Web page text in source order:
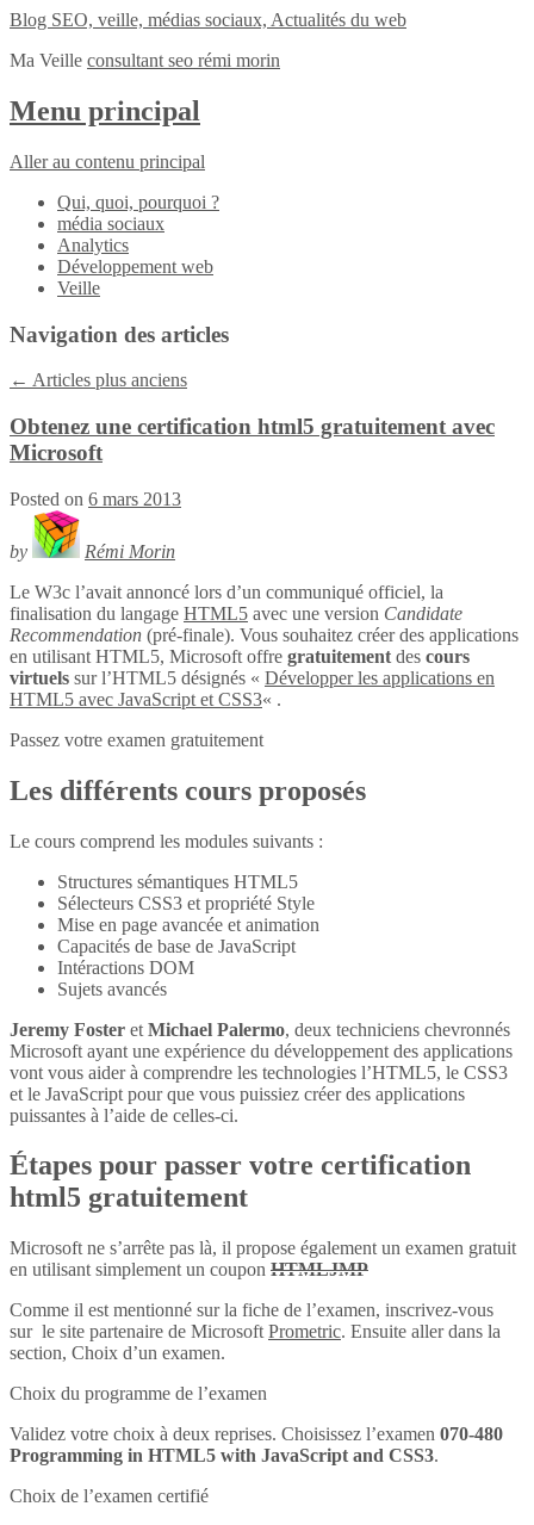
Blog SEO, veille, médias sociaux, Actualités du web
Ma Veille consultant seo rémi morin
Menu principal
Aller au contenu principal
Qui, quoi, pourquoi ?
média sociaux
Analytics
Développement web
Veille
Navigation des articles
← Articles plus anciens
Obtenez une certification html5 gratuitement avec
Microsoft
Posted on 6 mars 2013
by
Rémi Morin
Le W3c l’avait annoncé lors d’un communiqué officiel, la
finalisation du langage HTML5 avec une version Candidate
Recommendation (pré-finale). Vous souhaitez créer des applications
en utilisant HTML5, Microsoft offre gratuitement des cours
virtuels sur l’HTML5 désignés « Développer les applications en
HTML5 avec JavaScript et CSS3« .
Passez votre examen gratuitement
Les différents cours proposés
Le cours comprend les modules suivants :
Structures sémantiques HTML5
Sélecteurs CSS3 et propriété Style
Mise en page avancée et animation
Capacités de base de JavaScript
Intéractions DOM
Sujets avancés
Jeremy Foster et Michael Palermo, deux techniciens chevronnés
Microsoft ayant une expérience du développement des applications
vont vous aider à comprendre les technologies l’HTML5, le CSS3
et le JavaScript pour que vous puissiez créer des applications
puissantes à l’aide de celles-ci.
Étapes pour passer votre certification
html5 gratuitement
Microsoft ne s’arrête pas là, il propose également un examen gratuit
en utilisant simplement un coupon HTMLJMP
Comme il est mentionné sur la fiche de l’examen, inscrivez-vous
sur le site partenaire de Microsoft Prometric. Ensuite aller dans la
section, Choix d’un examen.
Choix du programme de l’examen
Validez votre choix à deux reprises. Choisissez l’examen 070-480
Programming in HTML5 with JavaScript and CSS3.
Choix de l’examen certifié